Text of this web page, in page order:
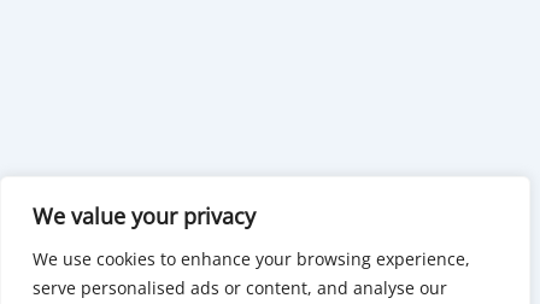
We value your privacy
We use cookies to enhance your browsing experience,
serve personalised ads or content, and analyse our